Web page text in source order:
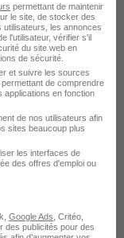
il y a 7 jours
permettant de maintenir
le site, de stocker des
les annonces
l'utilisateur, vérifier s'il
du site web en
de sécurité.
et suivre les sources
de comprendre
applications en fonction
de nos utilisateurs afin
sites beaucoup plus
les interfaces de
des offres d'emploi ou
Google Ads , Critéo,
des publicités pour des